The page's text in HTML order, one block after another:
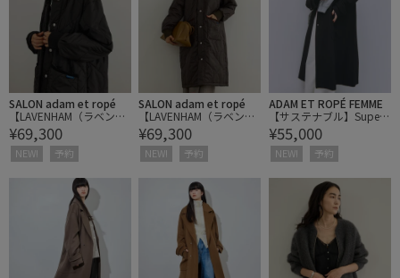
SALON adam et ropé
【LAVENHAM（ラベンハ
ム） for SALON】LONGLI
NE BOMBER キルティン
グロングコート / 軽量
¥69,300
NEW! 予約
SALON adam et ropé
【LAVENHAM（ラベンハ
ム） for SALON】LONGLI
NE BOMBER キルティン
グロングコート / 軽量
¥69,300
NEW! 予約
ADAM ET ROPÉ FEMME
【サステナブル】Super1
40’sシャルムビーバーマ
キシコート
¥55,000
NEW! 予約